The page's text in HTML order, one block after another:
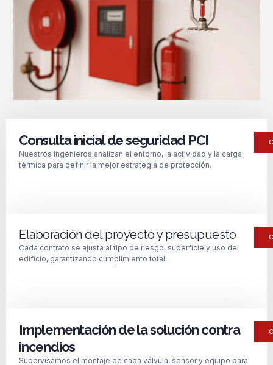
Consulta inicial de seguridad PCI
Nuestros ingenieros analizan el entorno, la actividad y la carga
térmica para definir la mejor estrategia de protección.
Elaboración del proyecto y presupuesto
Cada contrato se ajusta al tipo de riesgo, superficie y uso del
edificio, garantizando cumplimiento total.
Implementación de la solución contra
incendios
Supervisamos el montaje de cada válvula, sensor y equipo para